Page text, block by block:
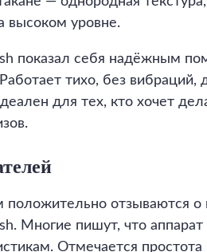
высоком уровне.
показал себя надёжным
тихо, без вибраций,
для тех, кто хочет
положительно отзываются
Многие пишут, что аппарат
Отмечается простота